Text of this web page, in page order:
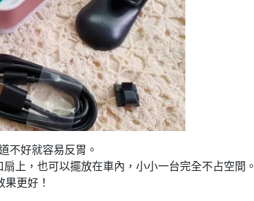
不好就容易反胃。
上，也可以擺放在車內，小小一台完全不占空間。
更好！